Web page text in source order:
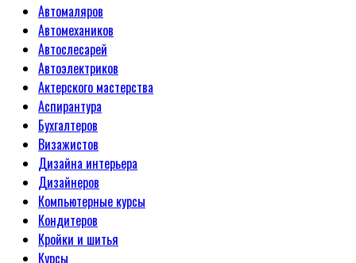
Автомаляров
Автомехаников
Автослесарей
Автоэлектриков
Актерского мастерства
Аспирантура
Бухгалтеров
Визажистов
Дизайна интерьера
Дизайнеров
Компьютерные курсы
Кондитеров
Кройки и шитья
Курсы